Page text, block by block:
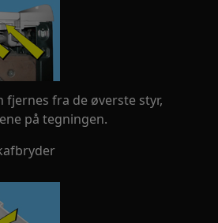
fjernes fra de øverste styr,
på tegningen.